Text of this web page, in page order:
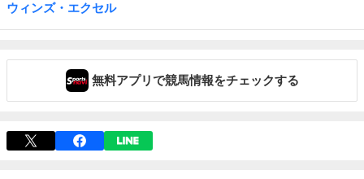
ウィンズ・エクセル
無料アプリで競馬情報をチェックする